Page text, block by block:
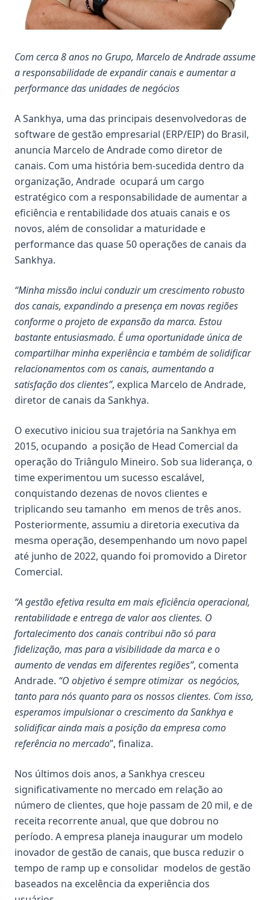
Com cerca 8 anos no Grupo, Marcelo de Andrade assume
a responsabilidade de expandir canais e aumentar a
performance das unidades de negócios
A Sankhya, uma das principais desenvolvedoras de
software de gestão empresarial (ERP/EIP) do Brasil,
anuncia Marcelo de Andrade como diretor de
canais. Com uma história bem-sucedida dentro da
organização, Andrade ocupará um cargo
estratégico com a responsabilidade deaumentar a
eficiência e rentabilidade dos atuais canais e os
novos, além de consolidar a maturidade e
performance das quase 50 operações de canais da
Sankhya.
“Minha missão inclui conduzir um crescimento robusto
dos canais, expandindo a presença em novas regiões
conforme o projeto de expansão da marca. Estou
bastante entusiasmado. É uma oportunidade única de
compartilhar minha experiência e também de solidificar
relacionamentos com os canais, aumentando a
satisfação dos clientes”, explica Marcelo de Andrade,
diretor de canais da Sankhya.
O executivo iniciou sua trajetória na Sankhya em
2015, ocupando a posição de Head Comercial da
operação do Triângulo Mineiro. Sob sua liderança, o
time experimentou um sucesso escalável,
conquistando dezenas de novos clientes e
triplicando seu tamanho em menos de três anos.
Posteriormente, assumiu a diretoria executiva da
mesma operação, desempenhando um novo papel
até junho de 2022, quando foi promovido a Diretor
Comercial.
“A gestão efetiva resulta em mais eficiência operacional,
rentabilidade e entrega de valor aos clientes. O
fortalecimento dos canais contribui não só para
fidelização, mas para a visibilidade da marca e o
aumento de vendas em diferentes regiões”, comenta
Andrade. “O objetivo é sempre otimizar os negócios,
tanto para nós quanto para os nossos clientes. Com isso,
esperamos impulsionar o crescimento da Sankhya e
solidificar ainda mais a posição da empresa como
referência no mercado”, finaliza.
Nos últimos dois anos, a Sankhya cresceu
significativamente no mercado em relação ao
número de clientes, que hoje passam de 20 mil, e de
receita recorrente anual, que que dobrou no
período. A empresa planeja inaugurar um modelo
inovador de gestão de canais, que busca reduzir o
tempo de ramp up e consolidar modelos de gestão
baseados na excelência da experiência dos